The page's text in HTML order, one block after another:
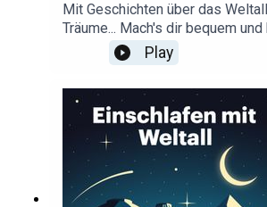
Mit Geschichten über das
Träume... Mach's dir bequem
ein!Dieser Podcast wird durch
finanziert. Infos und Angebote
Werbepartner:
https://linktr.ee/
t von Tim Rodenkirchen für
Kooperation mit der Stiftung
BerlinRedaktion: Dr. Felix
Staesche, Ghazal WeberStimme:
StaescheCover-Artwork von
Play